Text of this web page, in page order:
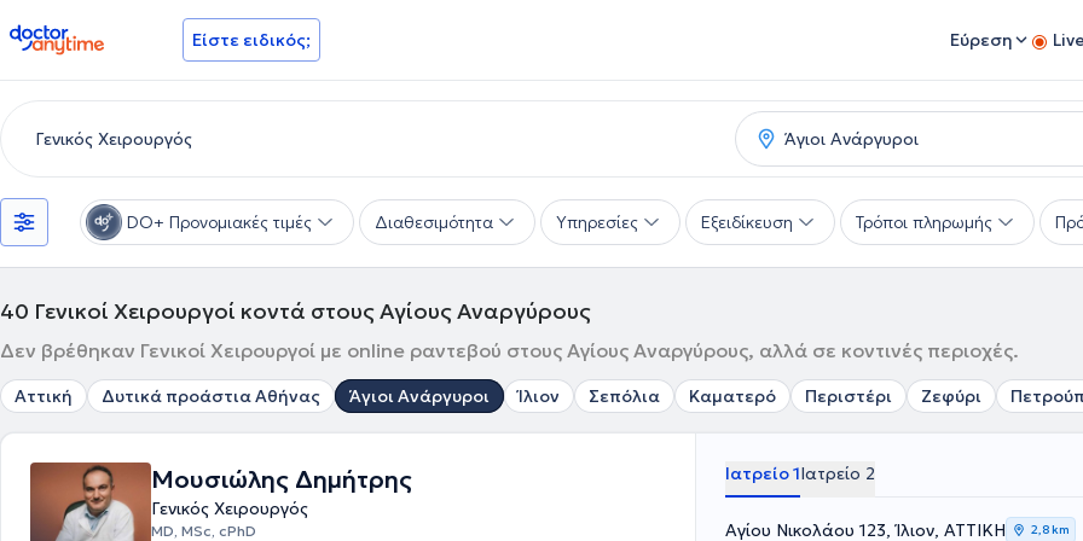
doctoranytime Είστε ειδικός; Εύρεση
DO+ Προνομιακές τιμές Διαθεσιμότητα Υπηρεσίες Εξειδίκευση Τρόποι πληρωμής
40 Γενικοί Χειρουργοί κοντά στους Αγίους Αναργύρους
Δεν βρέθηκαν Γενικοί Χειρουργοί με online ραντεβού στους Αγίους Αναργύρους, αλλά σε κοντινές περιοχές.
Αττική Δυτικά προάστια Αθήνας Άγιοι Ανάργυροι Ίλιον Σεπόλια Καματερό Περιστέρι Ζεφύρι
Μουσιώλης Δημήτρης
Γενικός Χειρουργός
MD, MSc, cPhD
Ιατρείο 1Ιατρείο 2
Αγίου Νικολάου 123, Ίλιον, ΑΤΤΙΚΗ 2,8 km